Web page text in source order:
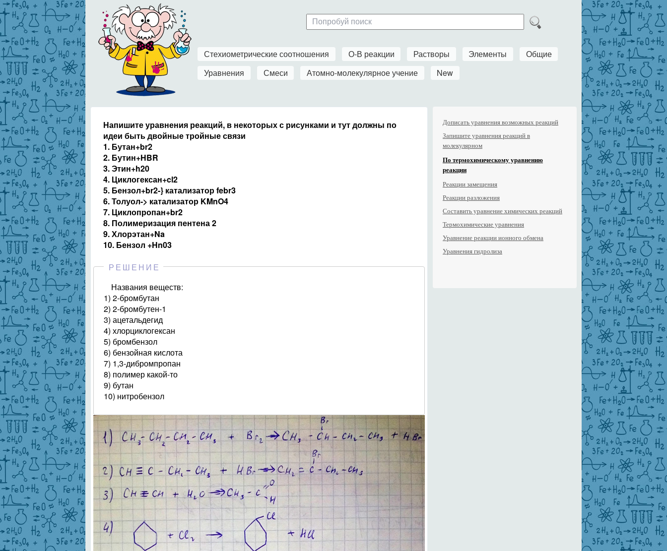
Стехиометрические соотношения О-В реакции Растворы Элементы
Общие
Уравнения
Смеси Атомно-молекулярное учение New
Напишите уравнения реакций, в некоторых с рисунками и тут должны по
идеи быть двойные тройные связи
1. Бутан+br2
2. Бутин+HBR
3. Этин+h20
4. Циклогексан+cl2
5. Бензол+br2-} катализатор febr3
6. Толуол-> катализатор KMnO4
7. Циклопропан+br2
8. Полимеризация пентена 2
9. Хлорэтан+Na
10. Бензол +Hn03
РЕШЕНИЕ
Названия веществ:
1) 2-бромбутан
2) 2-бромбутен-1
3) ацетальдегид
4) хлорциклогексан
5) бромбензол
6) бензойная кислота
7) 1,3-дибромпропан
8) полимер какой-то
9) бутан
10) нитробензол
Дописать уравнения возможных реакций
Запишите уравнения реакций в
молекулярном
По термохимическому уравнению
реакции
Реакции замещения
Реакции разложения
Составить уравнение химических реакций
Термохимические уравнения
Уравнение реакции ионного обмена
Уравнения гидролиза